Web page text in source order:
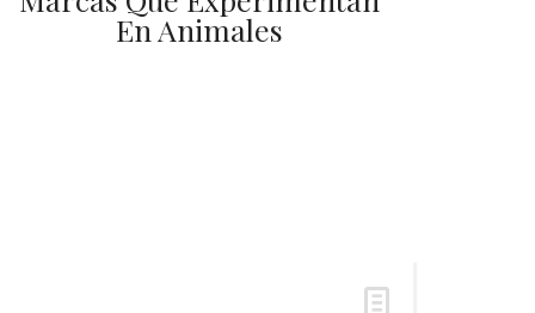
En Animales